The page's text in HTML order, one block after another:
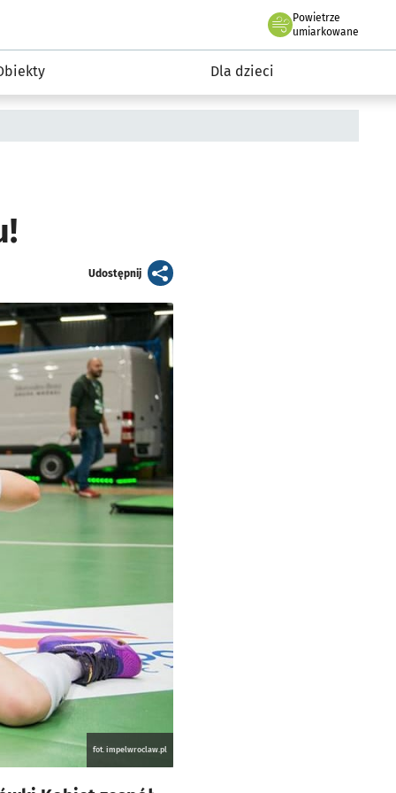
rekreacja
Powietrze
we Wrocławiu
umiarkowane
Dla dzieci
Udostępnijartykuł
fot. impelwroclaw.pl